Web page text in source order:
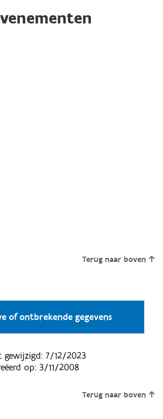
Terug naar boven
of ontbrekende gegevens
gewijzigd: 7/12/2023
op:3/11/2008
Terug naar boven